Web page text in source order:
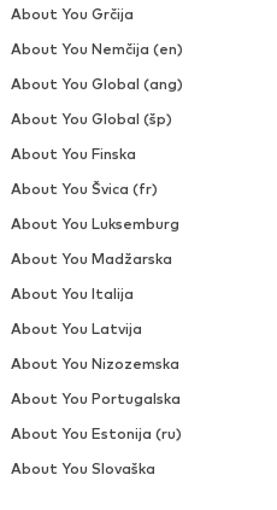
About You Grčija
About You Nemčija (en)
About You Global (ang)
About You Global (šp)
About You Finska
About You Švica (fr)
About You Luksemburg
About You Madžarska
About You Italija
About You Latvija
About You Nizozemska
About You Portugalska
About You Estonija (ru)
About You Slovaška